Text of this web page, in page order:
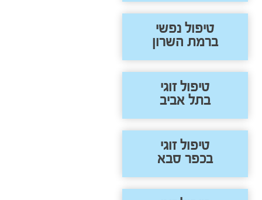
טיפול נפשי
ברמת השרון
טיפול זוגי
בתל אביב
טיפול זוגי
בכפר סבא